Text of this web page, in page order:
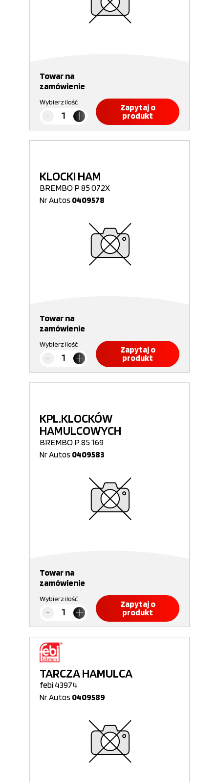
Towar na
zamówienie
Wybierz ilość
Zapytaj o
produkt
KLOCKI HAM
BREMBO P 85 072X
Nr Autos 0409578
Towar na
zamówienie
Wybierz ilość
Zapytaj o
produkt
KPL.KLOCKÓW
HAMULCOWYCH
BREMBO P 85 169
Nr Autos 0409583
Towar na
zamówienie
Wybierz ilość
Zapytaj o
produkt
TARCZA HAMULCA
febi 43974
Nr Autos 0409589